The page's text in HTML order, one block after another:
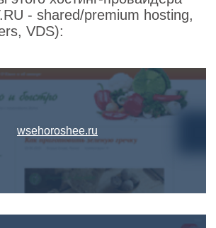
- shared/premium hosting,
VDS):
wsehoroshee.ru